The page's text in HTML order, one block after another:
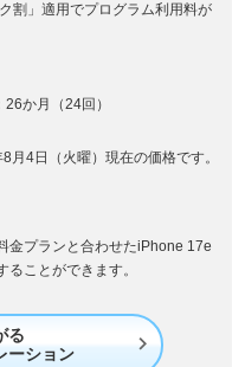
割」適用でプログラム利用料が
か月（24回）
4日（火曜）現在の価格です。
金プランと合わせたiPhone 17e
ことができます。
る
ーション
